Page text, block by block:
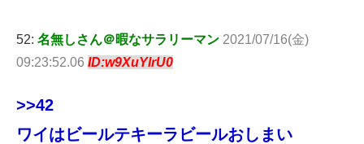
52: 名無しさん＠暇なサラリーマン 2021/07/16(金)
09:23:52.06 ID:w9XuYlrU0
>>42
ワイはビールテキーラビールおしまい